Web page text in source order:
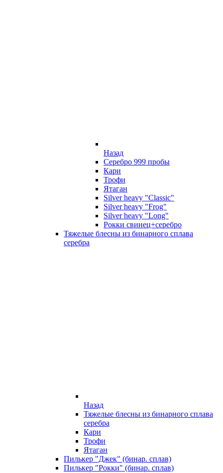
Назад
Серебро 999 пробы
Кари
Трофи
Ятаган
Silver heavy "Classic"
Silver heavy "Frog"
Silver heavy "Long"
Рокки свинец+серебро
Тяжелые блесны из бинарного сплава
серебра
Назад
Тяжелые блесны из бинарного сплава
серебра
Кари
Трофи
Ятаган
Пилькер "Джек" (бинар. сплав)
Пилькер "Рокки" (бинар. сплав)